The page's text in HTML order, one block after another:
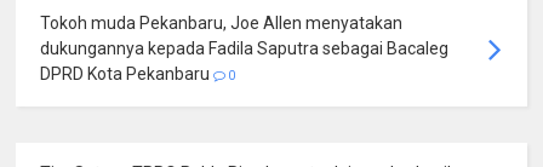
Tokoh muda Pekanbaru, Joe Allen menyatakan
dukungannya kepada Fadila Saputra sebagai Bacaleg
DPRD Kota Pekanbaru
0